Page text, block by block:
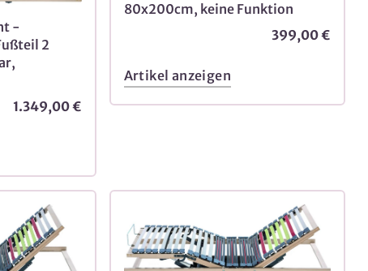
-
2
1.349,00 €
80x200cm, keine Funktion
399,00 €
Artikel anzeigen